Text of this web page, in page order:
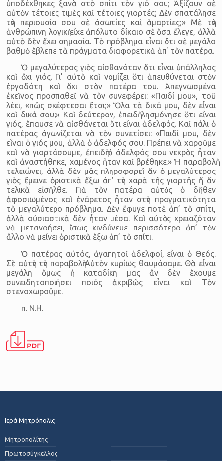
ὑποδέχθηκες ξανὰ στὸ σπίτι τὸν γιό σου; Ἀξίζουν σὲ
αὐτὸν τέτοιες τιμὲς καὶ τέτοιες γιορτές; Δὲν σπατάλησε
τὴν περιουσία σου σὲ ἀσωτίες καὶ ἁμαρτίες;» Μὲ τὴν
ἀνθρώπινη λογικὴ εἶχε ἀπόλυτο δίκαιο σὲ ὅσα ἔλεγε, ἀλλὰ
αὐτὸ δὲν ἔχει σημασία. Τὸ πρόβλημα εἶναι ὅτι σὲ μεγάλο
βαθμὸ ἔβλεπε τὰ πράγματα διαφορετικὰ ἀπ’ τὸν πατέρα.
Ὁ μεγαλύτερος γιὸς αἰσθανόταν ὅτι εἶναι ὑπάλληλος
καὶ ὄχι γιός. Γι’ αὐτὸ καὶ νομίζει ὅτι ἀπευθύνεται στὸν
ἐργοδότη καὶ ὄχι στὸν πατέρα του. Ἀπεγνωσμένα
ἐκεῖνος προσπαθεῖ νὰ τὸν συνεφέρει: «Παιδί μου», τοῦ
λέει, «πῶς σκέφτεσαι ἔτσι;» Ὅλα τὰ δικά μου, δὲν εἶναι
καὶ δικά σου;» Καὶ δεύτερον, ἐπειδὴ λησμόνησε ὅτι εἶναι
γιός, ἔπαυσε νὰ αἰσθάνεται ὅτι εἶναι ἀδελφός. Καὶ πάλι ὁ
πατέρας ἀγωνίζεται νὰ τὸν συνετίσει: «Παιδί μου, δὲν
εἶναι ὁ γιός μου, ἀλλὰ ὁ ἀδελφός σου. Πρέπει νὰ χαροῦμε
καὶ νὰ γιορτάσουμε, ἐπειδὴ ὁ ἀδελφός σου νεκρὸς ἦταν
καὶ ἀναστήθηκε, χαμένος ἦταν καὶ βρέθηκε.» Ἡ παραβολὴ
τελειώνει, ἀλλὰ δὲν μᾶς πληροφορεῖ ἄν ὁ μεγαλύτερος
γιὸς ἔμεινε ὁριστικὰ ἔξω ἀπ’ τὴν χαρὰ τῆς γιορτῆς ἤ ἄν
τελικὰ εἰσῆλθε. Γιὰ τὸν πατέρα αὐτὸς ὁ δῆθεν
ἀφοσιωμένος καὶ ἐνάρετος ἦταν στὴν πραγματικότητα
τὸ μεγαλύτερο πρόβλημα. Δὲν ἔφυγε ποτὲ ἀπ’ τὸ σπίτι,
ἀλλὰ οὐσιαστικὰ δὲν ἦταν μέσα. Καὶ αὐτὸς χρειαζόταν
νὰ μετανοήσει, ἴσως κινδύνευε περισσότερο ἀπ’ τὸν
ἄλλο νὰ μείνει ὁριστικὰ ἔξω ἀπ’ τὸ σπίτι.
Ὁ πατέρας αὐτός, ἀγαπητοὶ ἀδελφοί, εἶναι ὁ Θεός.
Σὲ αὐτὴν τὴν παραβολὴ Αὐτὸν κυρίως θαυμάσαμε. Θὰ εἶναι
μεγάλη ὅμως ἡ καταδίκη μας ἄν δὲν ἔχουμε
συνειδητοποιήσει ποιός ἀκριβῶς εἶναι καὶ Τὸν
στενοχωροῦμε.
π. Ν.Η.
Ιερά Μητρόπολις
Μητροπολίτης
Πρωτοσύγκελλος